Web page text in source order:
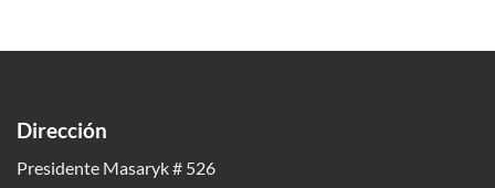
Dirección
Presidente Masaryk # 526